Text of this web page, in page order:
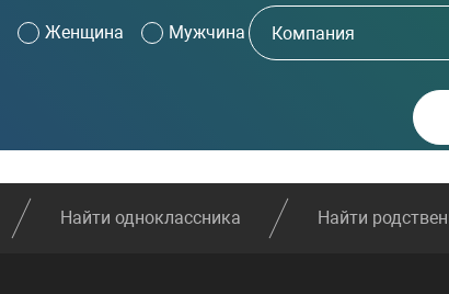
Женщина Мужчина
Найти одноклассника Найти